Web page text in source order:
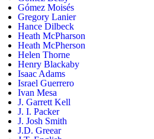
Gómez Moisés
Gregory Lanier
Hance Dilbeck
Heath McPharson
Heath McPherson
Helen Thorne
Henry Blackaby
Isaac Adams
Israel Guerrero
Ivan Mesa
J. Garrett Kell
J. I. Packer
J. Josh Smith
J.D. Greear